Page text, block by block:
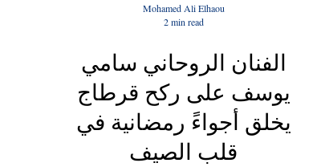
الفنان الروحاني سامي
يوسف على ركح قرطاج
يخلق أجواءً رمضانية في
قلب الصيف
Mohamed Ali Elhaou
2 min read